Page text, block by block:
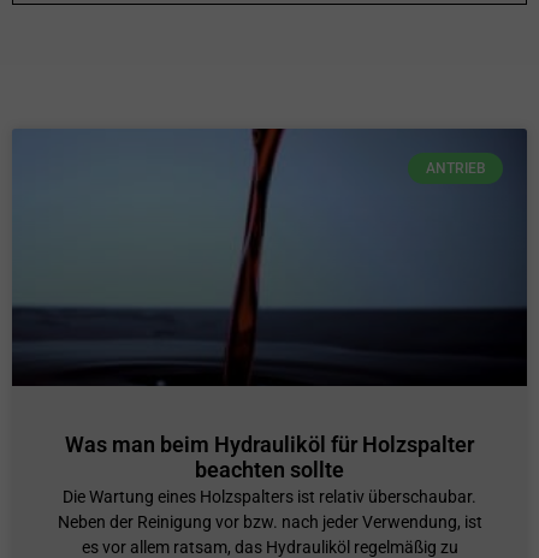
ANTRIEB
Was man beim Hydrauliköl für Holzspalter
beachten sollte
Die Wartung eines Holzspalters ist relativ überschaubar.
Neben der Reinigung vor bzw. nach jeder Verwendung, ist
es vor allem ratsam, das Hydrauliköl regelmäßig zu